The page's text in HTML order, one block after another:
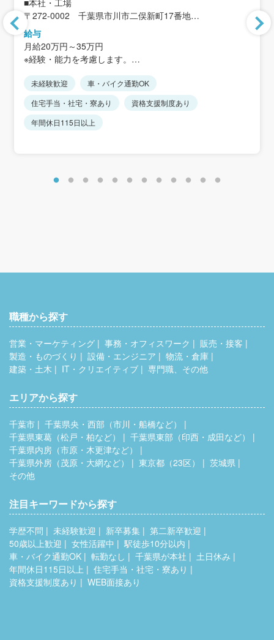
〒272-0002 千葉県市川市二俣新町17番地
＜アクセス＞
JR京葉線「二俣新町駅」から徒歩12分
※車・バイク通勤可
※JR「西船橋駅」より無料送迎バスあり
給与
月給20万円～35万円
※経験・能力を考慮します。
＜想定年収＞
368万5300円～420万3700円
年収約420万円／正社員：高卒17年目・35歳相当
※これまでのキャリアを評価します。
未経験歓迎
車・バイク通勤OK
住宅手当・社宅・寮あり
資格支援制度あり
年間休日115日以上
職種から探す
営業・マーケティング 事務・オフィスワーク
販売・接客
製造・ものづくり
設備・エンジニア
物流・倉庫
建築・土木
IT・クリエイティブ 専門職、その他
エリアから探す
千葉市
千葉県央・西部（市川・船橋など）
千葉県東葛（松戸・柏など）
千葉県東部（印西・成田など）
千葉県内房（市原・木更津など）
千葉県外房（茂原・大網など）
東京都（23区）
茨城県
その他
注目キーワードから探す
学歴不問 未経験歓迎 新卒募集
第二新卒歓迎
50歳以上歓迎
女性活躍中
駅徒歩10分以内
車・バイク通勤OK
転勤なし 千葉県が本社
土日休み
年間休日115日以上
住宅手当・社宅・寮あり
資格支援制度あり
WEB面接あり